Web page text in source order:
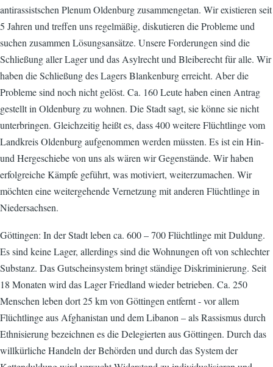
antirassistschen Plenum Oldenburg zusammengetan. Wir existieren seit
5 Jahren und treffen uns regelmäßig, diskutieren die Probleme und
suchen zusammen Lösungsansätze. Unsere Forderungen sind die
Schließung aller Lager und das Asylrecht und Bleiberecht für alle. Wir
haben die Schließung des Lagers Blankenburg erreicht. Aber die
Probleme sind noch nicht gelöst. Ca. 160 Leute haben einen Antrag
gestellt in Oldenburg zu wohnen. Die Stadt sagt, sie könne sie nicht
unterbringen. Gleichzeitig heißt es, dass 400 weitere Flüchtlinge vom
Landkreis Oldenburg aufgenommen werden müssten. Es ist ein Hin-
und Hergeschiebe von uns als wären wir Gegenstände. Wir haben
erfolgreiche Kämpfe geführt, was motiviert, weiterzumachen. Wir
möchten eine weitergehende Vernetzung mit anderen Flüchtlinge in
Niedersachsen.
Göttingen: In der Stadt leben ca. 600 – 700 Flüchtlinge mit Duldung.
Es sind keine Lager, allerdings sind die Wohnungen oft von schlechter
Substanz. Das Gutscheinsystem bringt ständige Diskriminierung. Seit
18 Monaten wird das Lager Friedland wieder betrieben. Ca. 250
Menschen leben dort 25 km von Göttingen entfernt - vor allem
Flüchtlinge aus Afghanistan und dem Libanon – als Rassismus durch
Ethnisierung bezeichnen es die Delegierten aus Göttingen. Durch das
willkürliche Handeln der Behörden und durch das System der